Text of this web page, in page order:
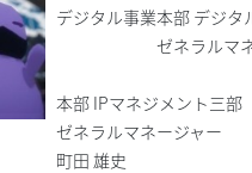
デジタル事業本部 デジ
ゼネラルマネー
ブラン
本部 IPマネジメ
ゼネラルマネージャー
町田 雄史